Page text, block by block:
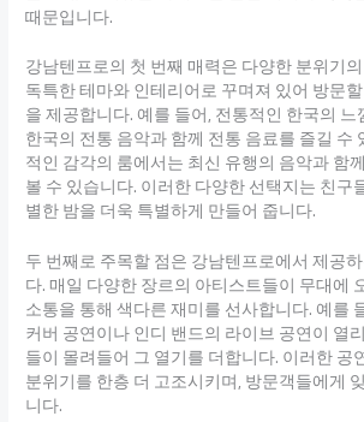
때문입니다.
강남텐프로의 첫 번째 매력은 다양한 분위기
독특한 테마와 인테리어로 꾸며져 있어 방문
을 제공합니다. 예를 들어, 전통적인 한국의
한국의 전통 음악과 함께 전통 음료를 즐길 수
적인 감각의 룸에서는 최신 유행의 음악과 함
볼 수 있습니다. 이러한 다양한 선택지는 친구
별한 밤을 더욱 특별하게 만들어 줍니다.
두 번째로 주목할 점은 강남텐프로에서 제공
다. 매일 다양한 장르의 아티스트들이 무대에
소통을 통해 색다른 재미를 선사합니다. 예를
커버 공연이나 인디 밴드의 라이브 공연이 열
들이 몰려들어 그 열기를 더합니다. 이러한 공
분위기를 한층 더 고조시키며, 방문객들에게
니다.